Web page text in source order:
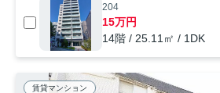
204
15万円
14階 / 25.11㎡ / 1DK
賃貸マンション